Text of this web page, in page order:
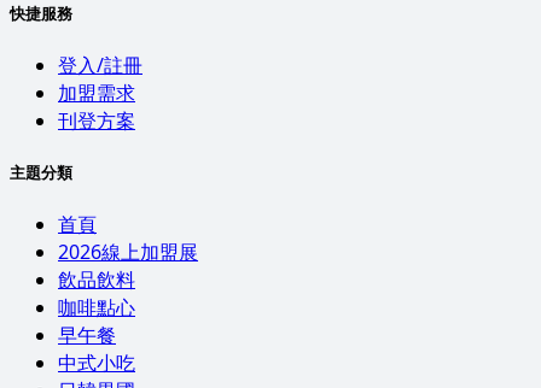
快捷服務
登入/註冊
加盟需求
刊登方案
主題分類
首頁
2026線上加盟展
飲品飲料
咖啡點心
早午餐
中式小吃